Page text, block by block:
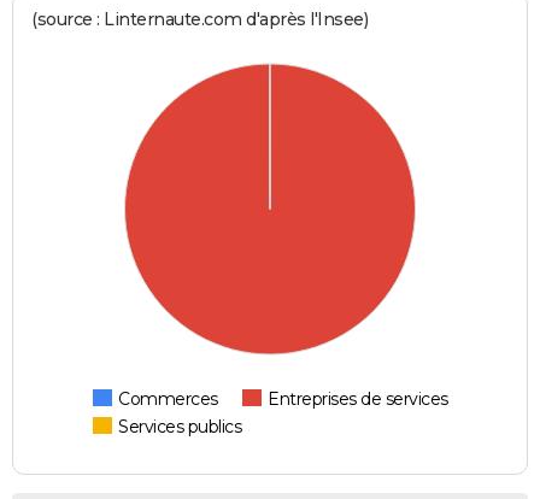
(source : Linternaute.com d'après l'Insee)
Commerces
Entreprises de services
Services publics